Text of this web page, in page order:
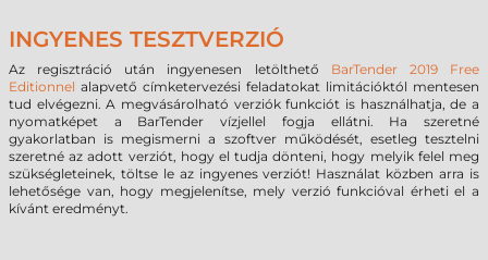
INGYENES TESZTVERZIÓ
Az regisztráció után ingyenesen letölthető BarTender 2019 Free
Editionnel alapvető címketervezési feladatokat limitációktól mentesen
tud elvégezni. A megvásárolható verziók funkciót is használhatja, de a
nyomatképet a BarTender vízjellel fogja ellátni. Ha szeretné
gyakorlatban is megismerni a szoftver működését, esetleg tesztelni
szeretné az adott verziót, hogy el tudja dönteni, hogy melyik felel meg
szükségleteinek, töltse le az ingyenes verziót! Használat közben arra is
lehetősége van, hogy megjelenítse, mely verzió funkcióval érheti el a
kívánt eredményt.